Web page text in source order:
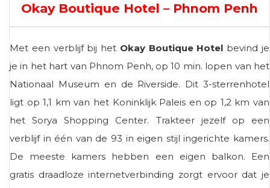
Okay Boutique Hotel – Phnom Penh
Met een verblijf bij het Okay Boutique Hotel bevind je
je in het hart van Phnom Penh, op 10 min. lopen van het
Nationaal Museum en de Riverside. Dit 3-sterrenhotel
ligt op 1,1 km van het Koninklijk Paleis en op 1,2 km van
het Sorya Shopping Center. Trakteer jezelf op een
verblijf in één van de 93 in eigen stijl ingerichte kamers.
De meeste kamers hebben een eigen balkon. Een
gratis draadloze internetverbinding zorgt ervoor dat je